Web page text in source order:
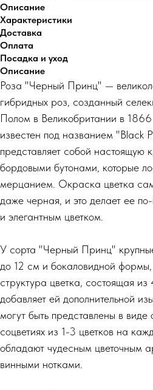
Описание
Характеристики
Доставка
Оплата
Посадка и уход
Описание
Роза "Черный Принц" —
гибридных роз, созданный
Полом в Великобритании в 1866
известен под названием "Black
представляет собой настоящую
бордовыми бутонами, которые
мерцанием. Окраска цветка
даже черная, и это делает ее
и элегантным цветком.
У сорта "Черный Принц"
до 12 см и бокаловидной формы,
структура цветка, состоящая
добавляет ей дополнительной
могут быть представлены в виде
соцветиях из 1-3 цветков на
обладают чудесным цветочным
винными нотками.